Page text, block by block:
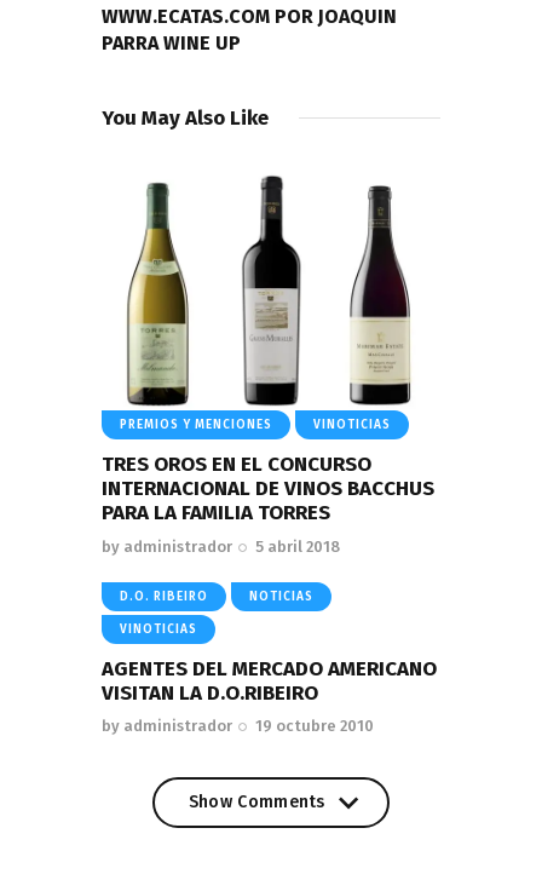
WWW.ECATAS.COM POR JOAQUIN
PARRA WINE UP
You May Also Like
PREMIOS Y MENCIONES VINOTICIAS
TRES OROS EN EL CONCURSO
INTERNACIONAL DE VINOS BACCHUS
PARA LA FAMILIA TORRES
by administrador 5 abril 2018
D.O. RIBEIRO NOTICIAS
VINOTICIAS
AGENTES DEL MERCADO AMERICANO
VISITAN LA D.O.RIBEIRO
by administrador 19 octubre 2010
Show Comments